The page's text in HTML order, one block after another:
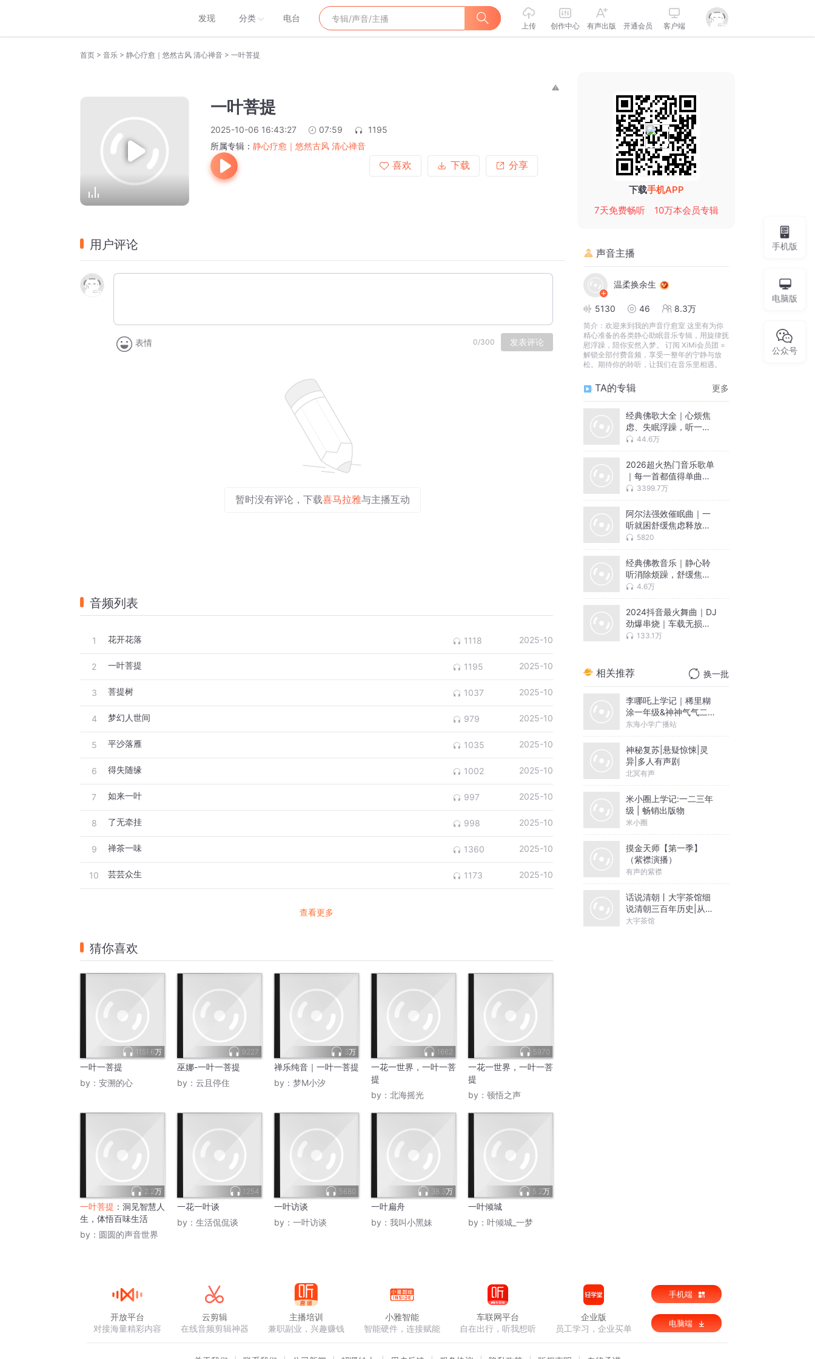
发现 分类 电台
上传 创作中心 有声出版 开通会员 客户端
首页 > 音乐 > 静心疗愈｜悠然古风 清心禅音 > 一叶菩提
一叶菩提
2025-10-06 16:43:27 07:59
1195
所属专辑： 静心疗愈｜悠然古风 清心禅音
喜欢
下载 分享
用户评论
表情 0/300 发表评论
暂时没有评论，下载喜马拉雅与主播互动
音频列表
1 花开花落 1118 2025-10
2 一叶菩提 1195 2025-10
3 菩提树 1037 2025-10
4 梦幻人世间 979 2025-10
5 平沙落雁 1035 2025-10
6 得失随缘 1002 2025-10
7 如来一叶 997 2025-10
8 了无牵挂 998 2025-10
9 禅茶一味 1360 2025-10
10 芸芸众生 1173 2025-10
查看更多
猜你喜欢
1151.6万
一叶一菩提
by： 安溯的心
9227
巫娜-一叶一菩提
by： 云且停住
3万
禅乐纯音｜一叶一菩提
by： 梦M小汐
1662
一花一世界，一叶一菩
提
by： 北海摇光
5970
一花一世界，一叶一菩
提
by： 顿悟之声
2.2万
一叶菩提 ：洞见智慧人
生，体悟百味生活
by： 圆圆的声音世界
1254
一花一叶谈
by： 生活侃侃谈
5680
一叶访谈
by： 一叶访谈
38.3万
一叶扁舟
by： 我叫小黑妹
5.2万
一叶倾城
by： 叶倾城_一梦
下载手机APP
7天免费畅听
10万本会员专辑
声音主播
温柔换余生
5130 46 8.3万
简介： 欢迎来到我的声音疗愈室 这里有为你
精心准备的各类静心助眠音乐专辑，用旋律抚
慰浮躁，陪你安然入梦。 订阅 XiMi会员团 =
解锁全部付费音频，享受一整年的宁静与放
松。期待你的聆听，让我们在音乐里相遇。
TA的专辑 更多
经典佛歌大全｜心烦焦
虑、失眠浮躁，听一曲
清净心安
44.6万
2026超火热门音乐歌单
｜每一首都值得单曲循
环 3399.7万
阿尔法强效催眠曲｜一
听就困舒缓焦虑释放压
力深度催眠
5820
经典佛教音乐｜静心聆
听消除烦躁，舒缓焦虑
安神助眠
4.6万
2024抖音最火舞曲｜DJ
劲爆串烧｜车载无损音
乐 133.1万
相关推荐 换一批
李哪吒上学记｜稀里糊
涂一年级&神神气气二年
级
东海小学广播站
神秘复苏|悬疑惊悚|灵
异|多人有声剧
北冥有声
米小圈上学记:一二三年
级 | 畅销出版物
米小圈
摸金天师【第一季】
（紫襟演播）
有声的紫襟
话说清朝丨大宇茶馆细
说清朝三百年历史|从努
尔哈赤到末代皇帝溥仪|
大宇茶馆
手机版
电脑版
公众号
开放平台
对接海量精彩内容
云剪辑
在线音频剪辑神器
主播培训
兼职副业，兴趣赚钱
小雅智能
智能硬件，连接赋能
车联网平台
自在出行，听我想听
企业版
员工学习，企业买单
手机端
电脑端